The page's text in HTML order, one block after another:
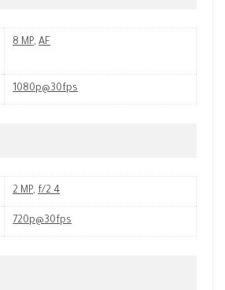
8 MP, AF
1080p@30fps
2 MP, f/2.4
720p@30fps